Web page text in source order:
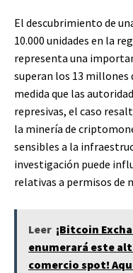
El descubrimiento de
10.000 unidades en la
representa una
superan los 13 millones
medida que las
represivas, el caso
la minería de
sensibles a la
investigación puede
relativas a permisos de
Leer ¡Bitcoin
enumerará este
comercio spot!